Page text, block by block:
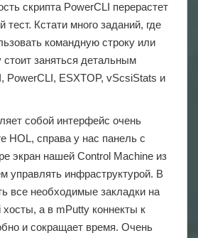
скрипта PowerСLI перерастет
тест. Кстати много заданий, где
командную строку или
стоит заняться детальным
PowerCLI, ESXTOP, vScsiStats и
собой интерфейс очень
HOL, справа у нас панель с
экран нашей Control Machine из
управлять инфраструктурой. В
все необходимые закладки на
а в mPutty коннекты к
и сокращает время. Очень